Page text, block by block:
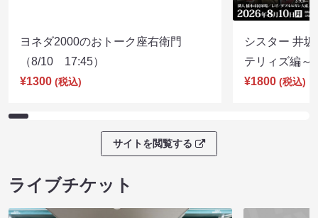
ヨネダ2000のおトーク座右衛門
（8/10 17:45）
¥1300 (税込)
シスター 井
テリィズ編
¥1800 (税込)
サイトを閲覧する
ライブチケット